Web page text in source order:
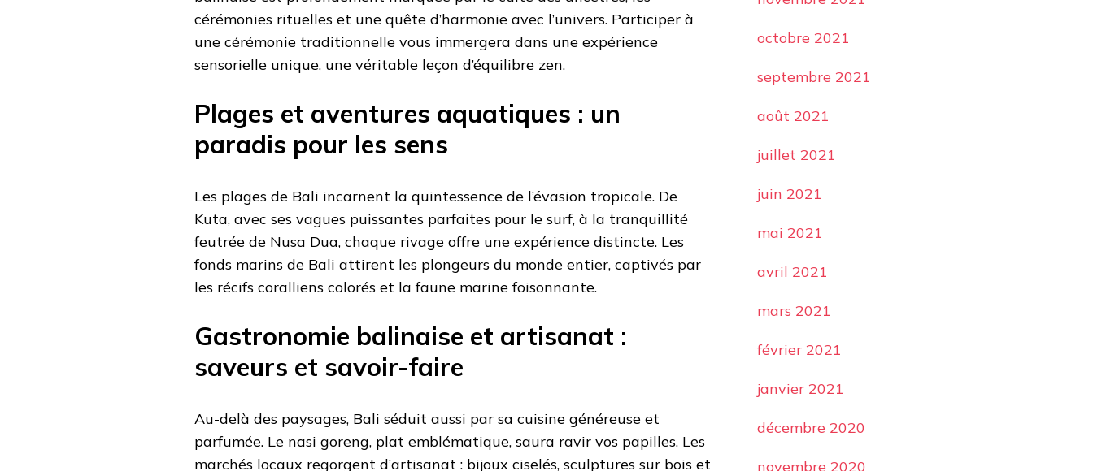
cérémonies rituelles et une quête d’harmonie avec l’univers. Participer à
une cérémonie traditionnelle vous immergera dans une expérience
sensorielle unique, une véritable leçon d’équilibre zen.
Plages et aventures aquatiques : un
paradis pour les sens
Les plages de Bali incarnent la quintessence de l’évasion tropicale. De
Kuta, avec ses vagues puissantes parfaites pour le surf, à la tranquillité
feutrée de Nusa Dua, chaque rivage offre une expérience distincte. Les
fonds marins de Bali attirent les plongeurs du monde entier, captivés par
les récifs coralliens colorés et la faune marine foisonnante.
Gastronomie balinaise et artisanat :
saveurs et savoir-faire
Au-delà des paysages, Bali séduit aussi par sa cuisine généreuse et
parfumée. Le nasi goreng, plat emblématique, saura ravir vos papilles. Les
marchés locaux regorgent d’artisanat : bijoux ciselés, sculptures sur bois et
octobre 2021
septembre 2021
août 2021
juillet 2021
juin 2021
mai 2021
avril 2021
mars 2021
février 2021
janvier 2021
décembre 2020
novembre 2020